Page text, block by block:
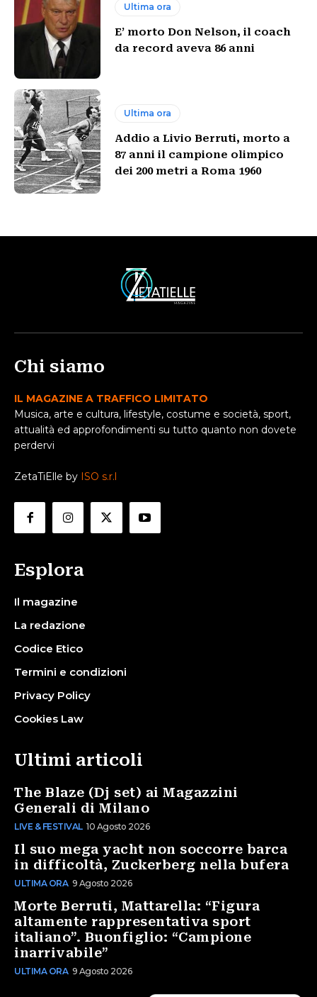
Ultima ora
E’ morto Don Nelson, il coach
da record aveva 86 anni
Ultima ora
Addio a Livio Berruti, morto a
87 anni il campione olimpico
dei 200 metri a Roma 1960
Chi siamo
IL MAGAZINE A TRAFFICO LIMITATO
Musica, arte e cultura, lifestyle, costume e società, sport,
attualità ed approfondimenti su tutto quanto non dovete
perdervi
ZetaTiElle by ISO s.r.l
Esplora
Il magazine
La redazione
Codice Etico
Termini e condizioni
Privacy Policy
Cookies Law
Ultimi articoli
The Blaze (Dj set) ai Magazzini
Generali di Milano
LIVE & FESTIVAL 10 Agosto 2026
Il suo mega yacht non soccorre barca
in difficoltà, Zuckerberg nella bufera
ULTIMA ORA 9 Agosto 2026
Morte Berruti, Mattarella: “Figura
altamente rappresentativa sport
italiano”. Buonfiglio: “Campione
inarrivabile”
ULTIMA ORA 9 Agosto 2026